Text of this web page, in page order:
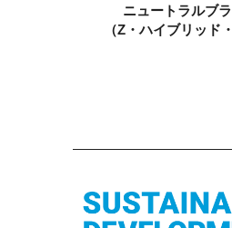
ニュートラルブ
（Z・ハイブリッド